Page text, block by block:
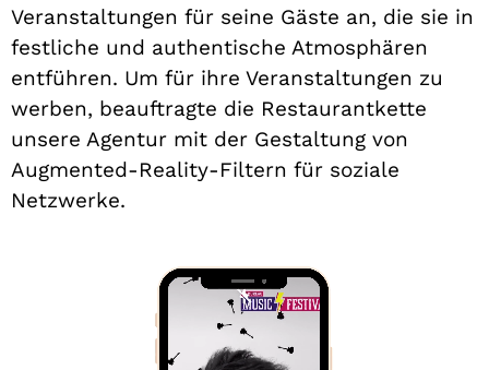
Veranstaltungen für seine Gäste an, die sie in
festliche und authentische Atmosphären
entführen. Um für ihre Veranstaltungen zu
werben, beauftragte die Restaurantkette
unsere Agentur mit der Gestaltung von
Augmented-Reality-Filtern für soziale
Netzwerke.